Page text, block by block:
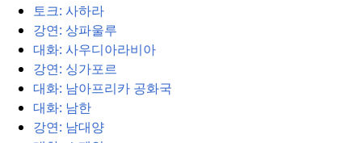
토크: 사하라
강연: 상파울루
대화: 사우디아라비아
강연: 싱가포르
대화: 남아프리카 공화국
대화: 남한
강연: 남대양